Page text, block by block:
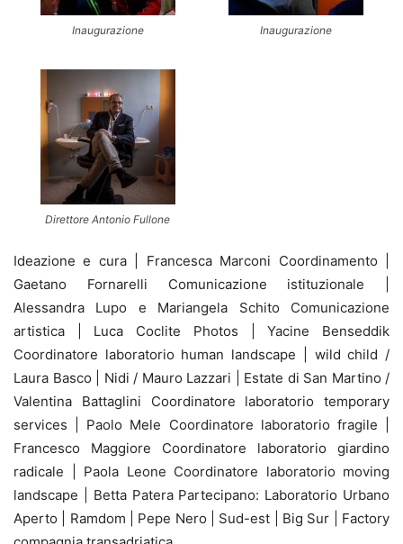
Inaugurazione Inaugurazione
Direttore Antonio Fullone
Ideazione e cura | Francesca Marconi Coordinamento |
Gaetano Fornarelli Comunicazione istituzionale |
Alessandra Lupo e Mariangela Schito Comunicazione
artistica | Luca Coclite Photos | Yacine Benseddik
Coordinatore laboratorio human landscape | wild child /
Laura Basco | Nidi / Mauro Lazzari | Estate di San Martino /
Valentina Battaglini Coordinatore laboratorio temporary
services | Paolo Mele Coordinatore laboratorio fragile |
Francesco Maggiore Coordinatore laboratorio giardino
radicale | Paola Leone Coordinatore laboratorio moving
landscape | Betta Patera Partecipano: Laboratorio Urbano
Aperto | Ramdom | Pepe Nero | Sud-est | Big Sur | Factory